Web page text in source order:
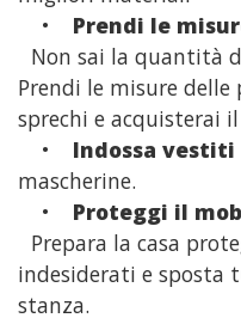
• Prendi le
Non sai la quantità
Prendi le misure
sprechi e acquisterai il
• Indossa
mascherine.
• Proteggi il
Prepara la casa
indesiderati e
stanza.